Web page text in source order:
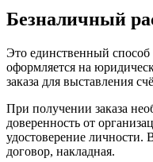
Безналичный
Это единственный способ
оформляется на
заказа для выставления
При получении заказа
доверенность от
удостоверение личности.
договор, накладная.